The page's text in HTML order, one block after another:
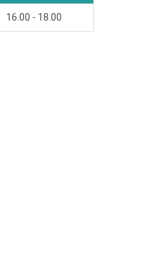
16.00 - 18.00